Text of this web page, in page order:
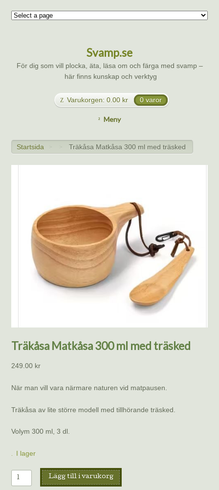
Svamp.se
För dig som vill plocka, äta, läsa om och färga med svamp –
här finns kunskap och verktyg
Varukorgen: 0.00 kr 0 varor
Meny
Startsida > > Träkåsa Matkåsa 300 ml med träsked
Träkåsa Matkåsa 300 ml med träsked
249.00 kr
När man vill vara närmare naturen vid matpausen.
Träkåsa av lite större modell med tillhörande träsked.
Volym 300 ml, 3 dl.
I lager
Träkåsa
Matkåsa
Lägg till i varukorg